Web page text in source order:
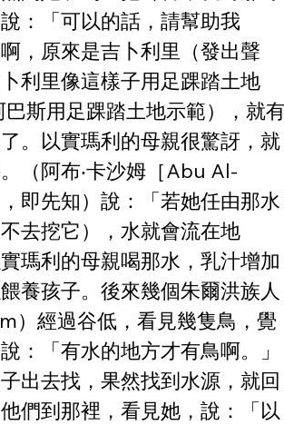
：「可以的話，請幫助我
，原來是吉卜利里（發出聲
利里像這樣子用足踝踏土地
巴斯用足踝踏土地示範），就
。以實瑪利的母親很驚訝，就
（阿布‧卡沙姆［Abu Al-
即先知）說：「若她任由那水
不去挖它），水就會流在地
瑪利的母親喝那水，乳汁增加
養孩子。後來幾個朱爾洪族人
）經過谷低，看見幾隻鳥，覺
：「有水的地方才有鳥啊。」
出去找，果然找到水源，就回
們到那裡，看見她，說：「以